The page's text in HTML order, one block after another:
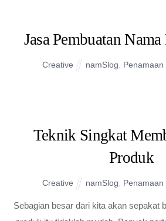
Jasa Pembuatan
Creative namSlog Penamaan
Teknik Singkat
Produk
Creative namSlog Penamaan
Sebagian besar dari kita akan sepakat